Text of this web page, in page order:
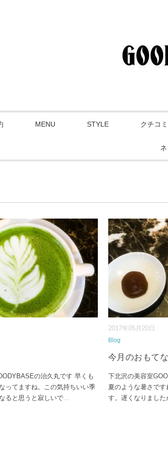
MENU STYLE クチコミ
の治久丸です 早くも
ってますね。この気持ちいい季
ると思うと寂しいで...
2017年05月20日
Blog
今月のおもて
下北沢の美容室
夏のような暑さで
す。遅くなりまし